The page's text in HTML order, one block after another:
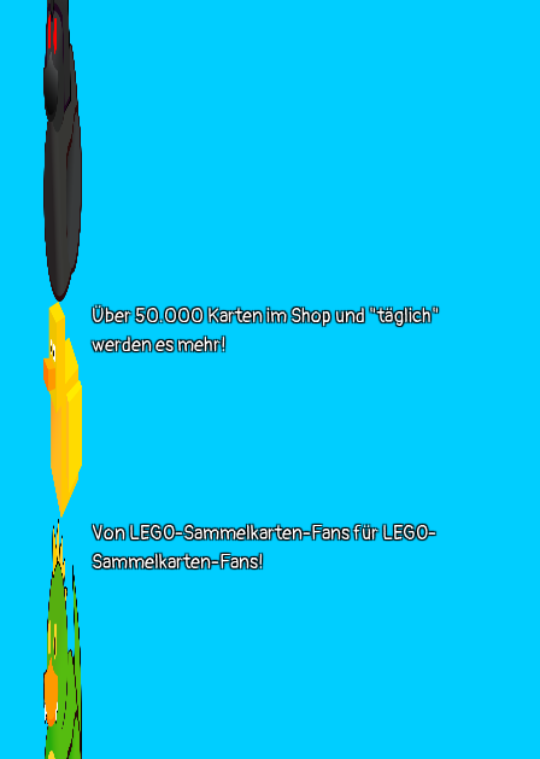
Über 50.000 Karten im Shop und "täglich"
werden es mehr!
Von LEGO-Sammelkarten-Fans für LEGO-
Sammelkarten-Fans!